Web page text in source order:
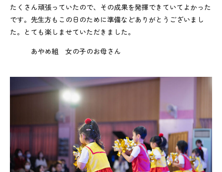
たくさん頑張っていたので、その成果を発揮できていてよかった
です。先生方もこの日のために準備などありがとうございまし
た。とても楽しませていただきました。
あやめ組 女の子のお母さん